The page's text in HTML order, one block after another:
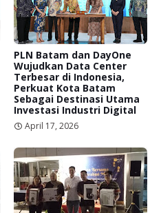
PLN Batam dan DayOne
Wujudkan Data Center
Terbesar di Indonesia,
Perkuat Kota Batam
Sebagai Destinasi Utama
Investasi Industri Digital
April 17, 2026